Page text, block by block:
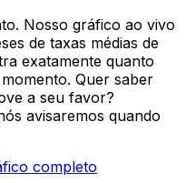
Nosso gráfico ao vivo
de taxas médias de
exatamente quanto
Quer saber
a seu favor?
avisaremos quando
completo